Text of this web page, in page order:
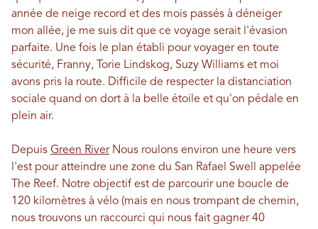
année de neige record et des mois passés à déneiger
mon allée, je me suis dit que ce voyage serait l'évasion
parfaite. Une fois le plan établi pour voyager en toute
sécurité, Franny, Torie Lindskog, Suzy Williams et moi
avons pris la route. Difficile de respecter la distanciation
sociale quand on dort à la belle étoile et qu'on pédale en
plein air.
Depuis Green RiverNous roulons environ une heure vers
l'est pour atteindre une zone du San Rafael Swell appelée
The Reef. Notre objectif est de parcourir une boucle de
120 kilomètres à vélo (mais en nous trompant de chemin,
nous trouvons un raccourci qui nous fait gagner 40